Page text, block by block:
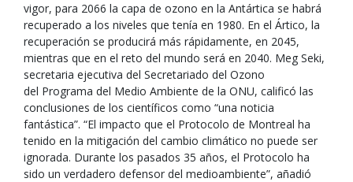
vigor, para 2066 la capa de ozono en la Antártica se habrá
recuperado a los niveles que tenía en 1980. En el Ártico, la
recuperación se producirá más rápidamente, en 2045,
mientras que en el reto del mundo será en 2040. Meg Seki,
secretaria ejecutiva del Secretariado del Ozono
del Programa del Medio Ambiente de la ONU, calificó las
conclusiones de los científicos como “una noticia
fantástica”. “El impacto que el Protocolo de Montreal ha
tenido en la mitigación del cambio climático no puede ser
ignorada. Durante los pasados 35 años, el Protocolo ha
sido un verdadero defensor del medioambiente”, añadió